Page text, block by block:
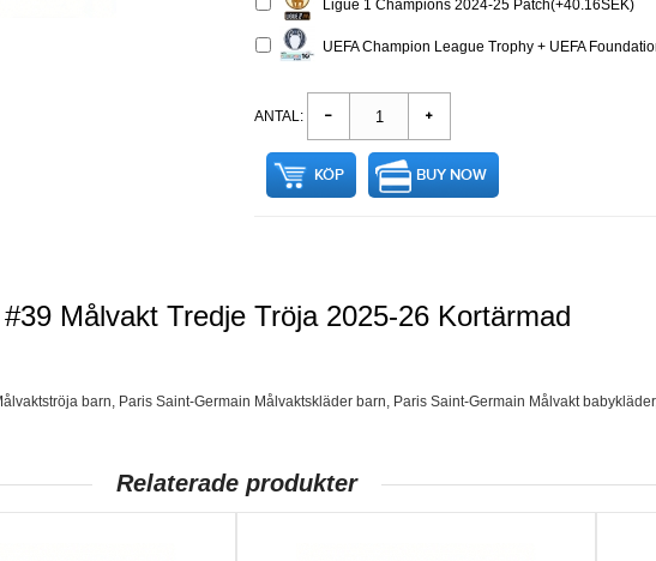
Ligue 1 Champions 2024-25 Patch(+40.16SEK)
UEFA Champion League Trophy + UEFA
ANTAL:
KÖP BUY NOW
Målvakt Tredje Tröja 2025-26 Kortärmad
barn, Paris Saint-Germain Målvaktskläder barn, Paris Saint-Germain Målvakt babykläder
Relaterade produkter